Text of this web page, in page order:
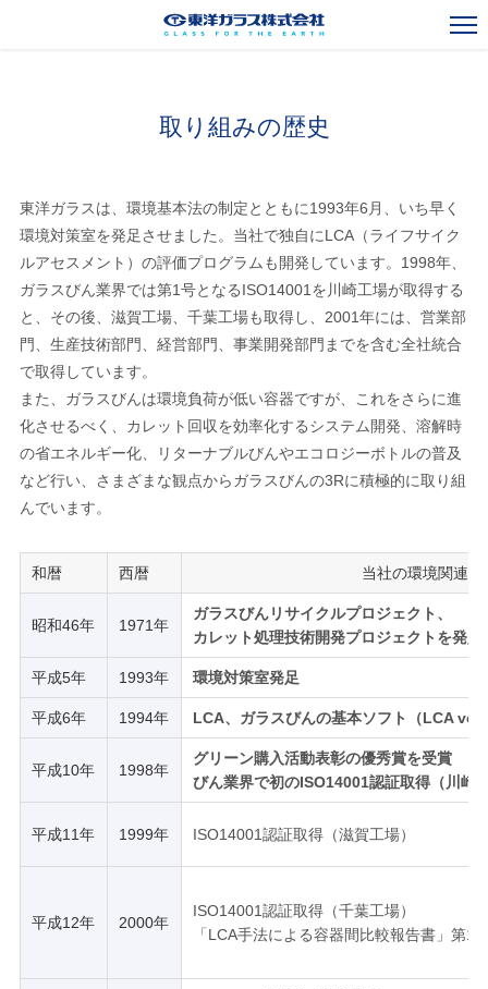
一般びんカタログ Standard Bottles Catalogue
新規事業
海外事業 Overseas Operations
会社案内 Corporate Outline
お知らせ News
採用情報 Recruit
お問い合わせ Contact
トップページ
取り組みの歴史
東洋ガラスは、環境基本法の制定とともに1993年6月、いち早く
環境対策室を発足させました。当社で独自にLCA（ライフサイク
ルアセスメント）の評価プログラムも開発しています。1998年、
ガラスびん業界では第1号となるISO14001を川崎工場が取得する
と、その後、滋賀工場、千葉工場も取得し、2001年には、営業部
門、生産技術部門、経営部門、事業開発部門までを含む全社統合
で取得しています。
また、ガラスびんは環境負荷が低い容器ですが、これをさらに進
化させるべく、カレット回収を効率化するシステム開発、溶解時
の省エネルギー化、リターナブルびんやエコロジーボトルの普及
など行い、さまざまな観点からガラスびんの3Rに積極的に取り組
んでいます。
和暦 西暦 当社の環境関連取
昭和46年 1971年
ガラスびんリサイクルプロジェクト、
カレット処理技術開発プロジェクトを発足
平成5年 1993年 環境対策室発足
平成6年 1994年 LCA、ガラスびんの基本ソフト（LCA
平成10年 1998年
グリーン購入活動表彰の優秀賞を受賞
びん業界で初のISO14001認証取得（川崎
平成11年 1999年 ISO14001認証取得（滋賀工場）
平成12年 2000年
ISO14001認証取得（千葉工場）
「LCA手法による容器間比較報告書」第1